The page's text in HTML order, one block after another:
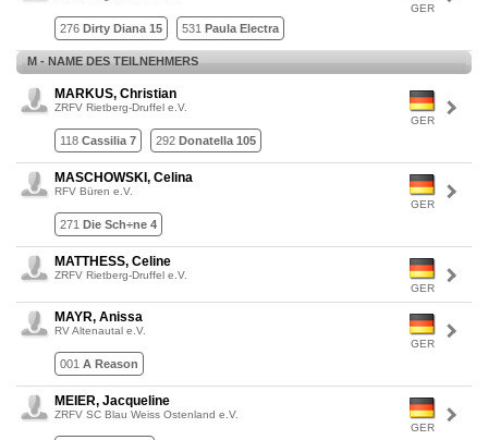
GER
276 Dirty Diana 15 531 Paula Electra
M - NAME DES TEILNEHMERS
GER
MARKUS, Christian
ZRFV Rietberg-Druffel e.V.
118 Cassilia 7 292 Donatella 105
GER
MASCHOWSKI, Celina
RFV Büren e.V.
271 Die Sch÷ne 4
GER
MATTHESS, Celine
ZRFV Rietberg-Druffel e.V.
GER
MAYR, Anissa
RV Altenautal e.V.
001 A Reason
GER
MEIER, Jacqueline
ZRFV SC Blau Weiss Ostenland e.V.